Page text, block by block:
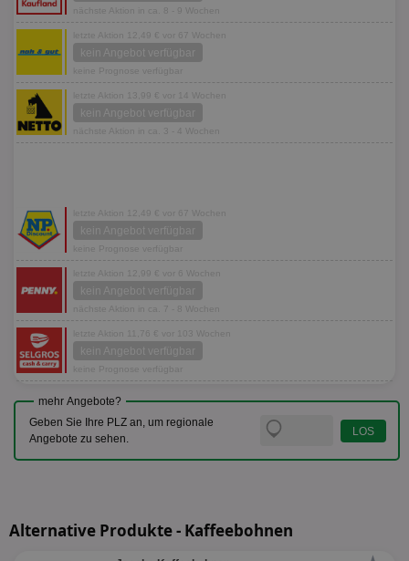
nächste Aktion in ca. 8 - 9 Wochen
letzte Aktion 12,49 € vor 67 Wochen
kein Angebot verfügbar
keine Prognose verfügbar
letzte Aktion 13,99 € vor 14 Wochen
kein Angebot verfügbar
nächste Aktion in ca. 3 - 4 Wochen
letzte Aktion 12,49 € vor 67 Wochen
kein Angebot verfügbar
keine Prognose verfügbar
letzte Aktion 12,99 € vor 6 Wochen
kein Angebot verfügbar
nächste Aktion in ca. 7 - 8 Wochen
letzte Aktion 11,76 € vor 103 Wochen
kein Angebot verfügbar
keine Prognose verfügbar
mehr Angebote?
Geben Sie Ihre PLZ an, um regionale
Angebote zu sehen.
Alternative Produkte - Kaffeebohnen